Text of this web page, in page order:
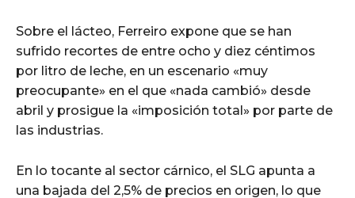
Sobre el lácteo, Ferreiro expone que se han
sufrido recortes de entre ocho y diez céntimos
por litro de leche, en un escenario «muy
preocupante» en el que «nada cambió» desde
abril y prosigue la «imposición total» por parte de
las industrias.
En lo tocante al sector cárnico, el SLG apunta a
una bajada del 2,5% de precios en origen, lo que